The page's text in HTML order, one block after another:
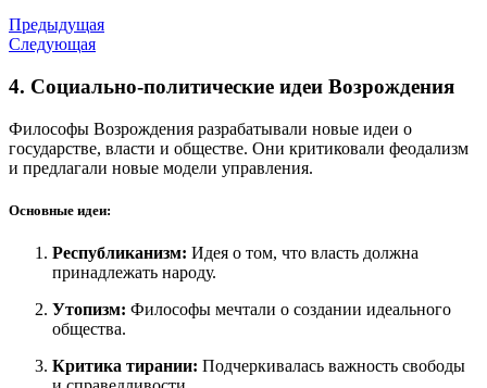
Предыдущая
Следующая
4. Социально-политические идеи Возрождения
Философы Возрождения разрабатывали новые идеи о
государстве, власти и обществе. Они критиковали феодализм
и предлагали новые модели управления.
Основные идеи:
Республиканизм: Идея о том, что власть должна
принадлежать народу.
Утопизм: Философы мечтали о создании идеального
общества.
Критика тирании: Подчеркивалась важность свободы